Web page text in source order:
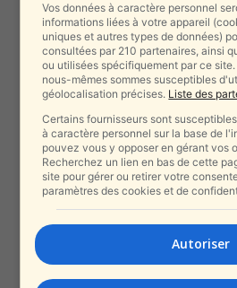
Vos données à caractère personnel
informations liées à votre appareil
uniques et autres types de données)
consultées par 210 partenaires, ainsi
ou utilisées spécifiquement par ce
nous-mêmes sommes susceptibles
géolocalisation précises. Liste des
Certains fournisseurs sont
à caractère personnel sur la base de
pouvez vous y opposer en gérant vos
Recherchez un lien en bas de cette
site pour gérer ou retirer votre
paramètres des cookies et de
Autoriser